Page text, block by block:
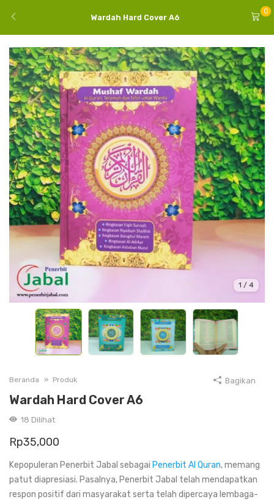
Wardah Hard Cover A6
0
1 / 4
Beranda Produk
Wardah Hard Cover A6
18 Dilihat
Rp35,000
Kepopuleran Penerbit Jabal sebagai Penerbit Al Quran, memang
patut diapresiasi. Pasalnya, Penerbit Jabal telah mendapatkan
respon positif dari masyarakat serta telah dipercaya lembaga-
Bagikan